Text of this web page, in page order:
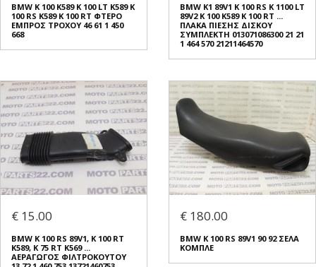
BMW K 100 K589 K 100 LT K589 K
100 RS K589 K 100 RT ΦΤΕΡΟ
ΕΜΠΡΟΣ ΤΡΟΧΟΥ 46 61 1 450
668
BMW K1 89V1 K 100 RS K 1100 LT
89V2 K 100 K589 K 100 RT ...
ΠΛΑΚΑ ΠΙΕΣΗΣ ΔΙΣΚΟΥ
ΣΥΜΠΛΕΚΤΗ 013071086300 21 21
1 464 570 21211464570
€ 15.00
BMW K 100 RS 89V1, K 100 RT
K589, K 75 RT K569 ...
ΑΕΡΑΓΩΓΟΣ ΦΙΛΤΡΟΚΟΥΤΟΥ
€ 180.00
BMW K 100 RS 89V1 90 92 ΣΕΛΑ
ΚΟΜΠΛΕ